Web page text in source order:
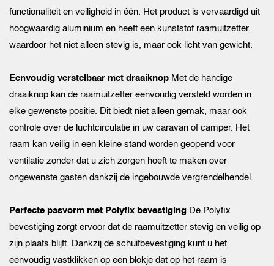
functionaliteit en veiligheid in één. Het product is vervaardigd uit
hoogwaardig aluminium en heeft een kunststof raamuitzetter,
waardoor het niet alleen stevig is, maar ook licht van gewicht.
Eenvoudig verstelbaar met draaiknop Met de handige
draaiknop kan de raamuitzetter eenvoudig versteld worden in
elke gewenste positie. Dit biedt niet alleen gemak, maar ook
controle over de luchtcirculatie in uw caravan of camper. Het
raam kan veilig in een kleine stand worden geopend voor
ventilatie zonder dat u zich zorgen hoeft te maken over
ongewenste gasten dankzij de ingebouwde vergrendelhendel.
Perfecte pasvorm met Polyfix bevestiging De Polyfix
bevestiging zorgt ervoor dat de raamuitzetter stevig en veilig op
zijn plaats blijft. Dankzij de schuifbevestiging kunt u het
eenvoudig vastklikken op een blokje dat op het raam is